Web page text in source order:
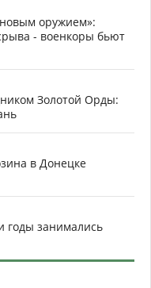
оружием»:
- военкоры бьют
Золотой Орды:
в Донецке
годы занимались